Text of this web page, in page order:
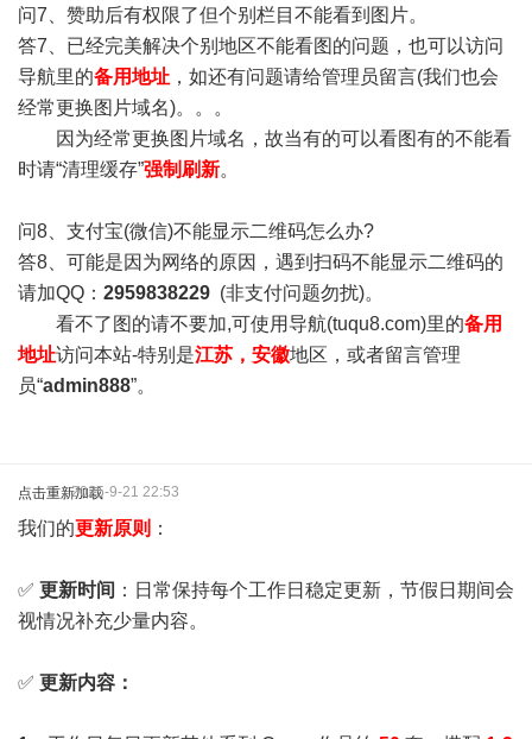
问7、赞助后有权限了但个别栏目不能看到图片。
答7、已经完美解决个别地区不能看图的问题，也可以访问
导航里的备用地址 ，如还有问题请给管理员留言(我们也会
经常更换图片域名)。。。
因为经常更换图片域名，故当有的可以看图有的不能看
时请“清理缓存”强制刷新。
问8、支付宝(微信)不能显示二维码怎么办?
答8、可能是因为网络的原因，遇到扫码不能显示二维码的
请加QQ： 2959838229 (非支付问题勿扰)。
看不了图的请不要加,可使用导航(tuqu8.com)里的备用
地址访问本站-特别是江苏，安徽地区，或者留言管理
员“admin888”。
点击重新加载2025-9-21 22:53
我们的更新原则 ：
✅ 更新时间 ：日常保持每个工作日稳定更新，节假日期间会
视情况补充少量内容。
✅ 更新内容：